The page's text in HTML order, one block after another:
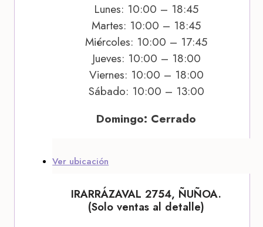
Lunes: 10:00 – 18:45
Martes: 10:00 – 18:45
Miércoles: 10:00 – 17:45
Jueves: 10:00 – 18:00
Viernes: 10:00 – 18:00
Sábado: 10:00 – 13:00
Domingo: Cerrado
Ver ubicación
IRARRÁZAVAL 2754, ÑUÑOA.
(Solo ventas al detalle)